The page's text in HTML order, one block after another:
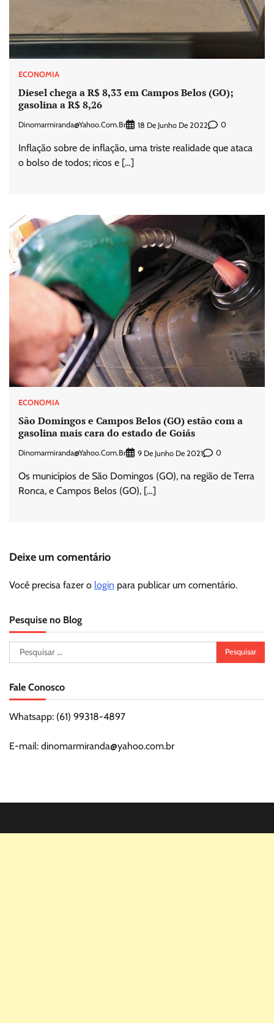
ECONOMIA
Diesel chega a R$ 8,33 em Campos Belos (GO);
gasolina a R$ 8,26
Dinomarmiranda@yahoo.com.br 18 De Junho De 2022 0
Inflação sobre de inflação, uma triste realidade que ataca
o bolso de todos; ricos e […]
ECONOMIA
São Domingos e Campos Belos (GO) estão com a
gasolina mais cara do estado de Goiás
Dinomarmiranda@yahoo.com.br 9 De Junho De 2021 0
Os municípios de São Domingos (GO), na região de Terra
Ronca, e Campos Belos (GO), […]
Deixe um comentário
Você precisa fazer o login para publicar um comentário.
Pesquise no Blog
Pesquisar
por:
Fale Conosco
Whatsapp: (61) 99318-4897
E-mail: dinomarmiranda@yahoo.com.br